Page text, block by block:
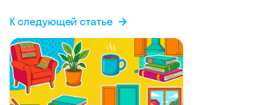
К следующей статье